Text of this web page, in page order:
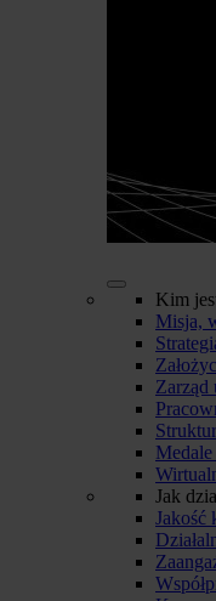
Kim
Misja,
Zarząd
Jak
Jakość